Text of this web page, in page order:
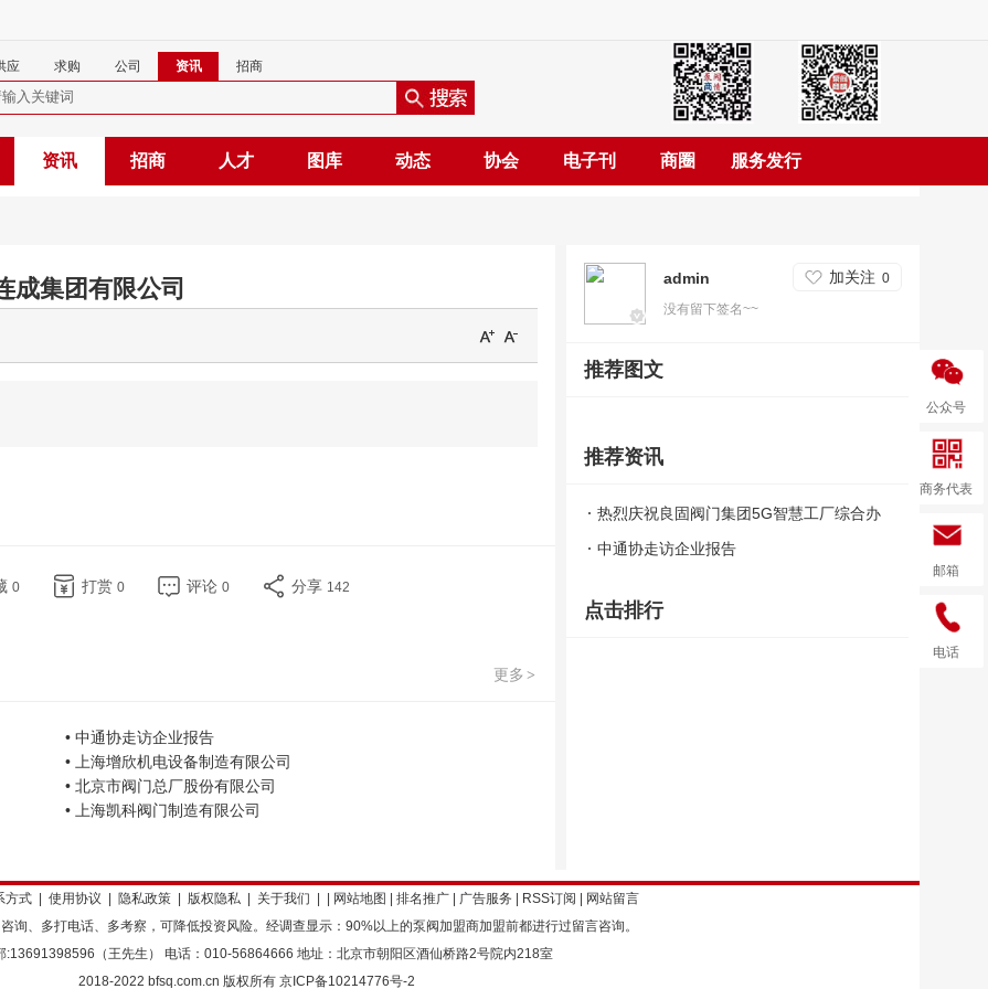
应 求购 公司 资讯 招商
资讯 招商 人才 图库 动态 协会 电子刊 商圈 服务发行
成集团有限公司
0 打赏 0 评论 0 分享 142
更多 >
• 中通协走访企业报告
• 上海增欣机电设备制造有限公司
• 北京市阀门总厂股份有限公司
• 上海凯科阀门制造有限公司
admin 加关注 0
没有留下签名~~
推荐图文
推荐资讯
热烈庆祝良固阀门集团5G智慧工厂综合办
公区入驻仪式圆满举行
中通协走访企业报告
点击排行
方式 使用协议 隐私政策 版权隐私 关于我们 网站地图 排名推广 广告服务 RSS订阅
网站留言
询、多打电话、多考察，可降低投资风险。经调查显示：90%以上的泵阀加盟商加盟前都进行过留言咨询。
:13691398596（王先生） 电话：010-56864666 地址：北京市朝阳区酒仙桥路2号院内218室
2018-2022 bfsq.com.cn 版权所有 京ICP备10214776号-2
公众号
商务代表
邮箱
电话